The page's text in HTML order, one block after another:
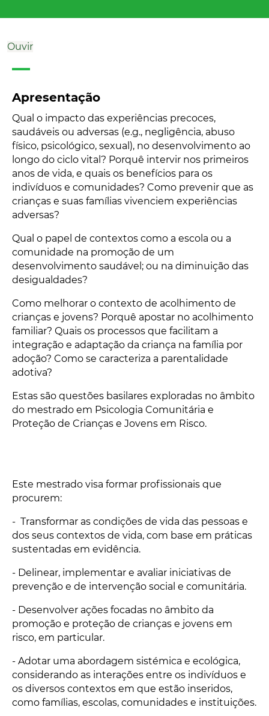
Ouvir
Apresentação
Qual o impacto das experiências precoces,
saudáveis ou adversas (e.g., negligência, abuso
físico, psicológico, sexual), no desenvolvimento ao
longo do ciclo vital? Porquê intervir nos primeiros
anos de vida, e quais os benefícios para os
indivíduos e comunidades? Como prevenir que as
crianças e suas famílias vivenciem experiências
adversas?
Qual o papel de contextos como a escola ou a
comunidade na promoção de um
desenvolvimento saudável; ou na diminuição das
desigualdades?
Como melhorar o contexto de acolhimento de
crianças e jovens? Porquê apostar no acolhimento
familiar? Quais os processos que facilitam a
integração e adaptação da criança na família por
adoção? Como se caracteriza a parentalidade
adotiva?
Estas são questões basilares exploradas no âmbito
do mestrado em Psicologia Comunitária e
Proteção de Crianças e Jovens em Risco.
Este mestrado visa formar profissionais que
procurem:
- Transformar as condições de vida das pessoas e
dos seus contextos de vida, com base em práticas
sustentadas em evidência.
- Delinear, implementar e avaliar iniciativas de
prevenção e de intervenção social e comunitária.
- Desenvolver ações focadas no âmbito da
promoção e proteção de crianças e jovens em
risco, em particular.
- Adotar uma abordagem sistémica e ecológica,
considerando as interações entre os indivíduos e
os diversos contextos em que estão inseridos,
como famílias, escolas, comunidades e instituições.